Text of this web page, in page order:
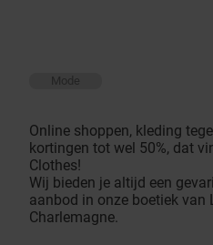
Mode
Online shoppen, kleding
kortingen tot wel 50%, dat
Clothes!
Wij bieden je altijd een
aanbod in onze boetiek van
Charlemagne.